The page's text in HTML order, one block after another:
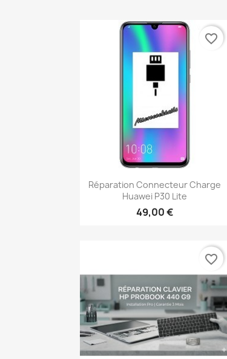
Aperçu rapide
Réparation Connecteur Charge
Huawei P30 Lite
49,00 €
favorite_border
favorite_border